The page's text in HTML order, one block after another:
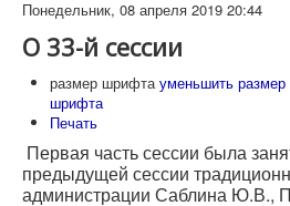
Понедельник, 08 апреля 2019 20:44
О 33-й сессии
размер шрифта уменьшить
шрифта
Печать
Первая часть сессии была
предыдущей сессии
администрации Саблина Ю.В.,